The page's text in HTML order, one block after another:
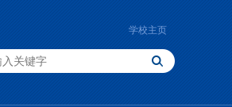
学校主页